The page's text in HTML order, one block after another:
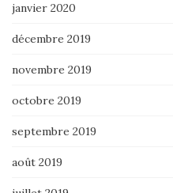
janvier 2020
décembre 2019
novembre 2019
octobre 2019
septembre 2019
août 2019